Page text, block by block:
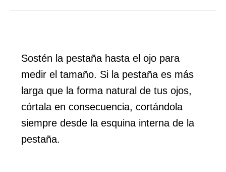
Sostén la pestaña hasta el ojo para
medir el tamaño. Si la pestaña es más
larga que la forma natural de tus ojos,
córtala en consecuencia, cortándola
siempre desde la esquina interna de la
pestaña.